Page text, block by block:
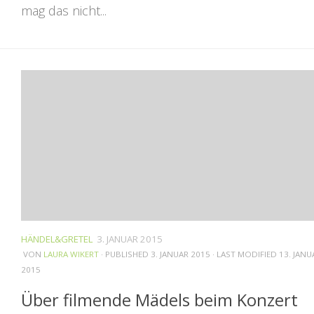
mag das nicht...
HÄNDEL&GRETEL 3. JANUAR 2015
VON LAURA WIKERT · PUBLISHED 3. JANUAR 2015 · LAST MODIFIED 13.
2015
Über filmende Mädels beim Konzert